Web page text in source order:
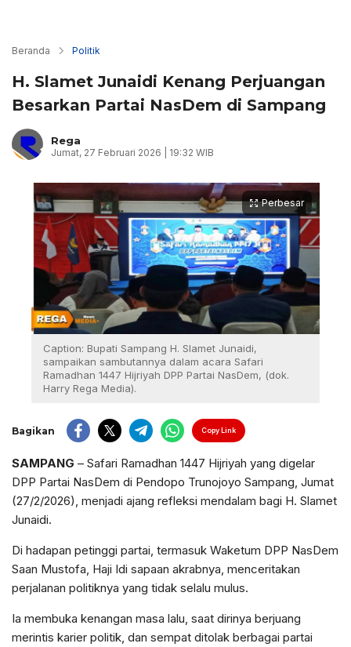
Beranda Politik
H. Slamet Junaidi Kenang Perjuangan
Besarkan Partai NasDem di Sampang
Rega
Jumat, 27 Februari 2026 | 19:32 WIB
Perbesar
Caption: Bupati Sampang H. Slamet Junaidi,
sampaikan sambutannya dalam acara Safari
Ramadhan 1447 Hijriyah DPP Partai NasDem, (dok.
Harry Rega Media).
Bagikan Copy Link
SAMPANG – Safari Ramadhan 1447 Hijriyah yang digelar
DPP Partai NasDem di Pendopo Trunojoyo Sampang, Jumat
(27/2/2026), menjadi ajang refleksi mendalam bagi H. Slamet
Junaidi.
Di hadapan petinggi partai, termasuk Waketum DPP NasDem
Saan Mustofa, Haji Idi sapaan akrabnya, menceritakan
perjalanan politiknya yang tidak selalu mulus.
Ia membuka kenangan masa lalu, saat dirinya berjuang
merintis karier politik, dan sempat ditolak berbagai partai